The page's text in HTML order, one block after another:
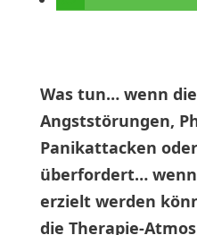
Was tun… wenn
Angststörungen,
Panikattacken
überfordert…
erzielt werden
die Therapie-